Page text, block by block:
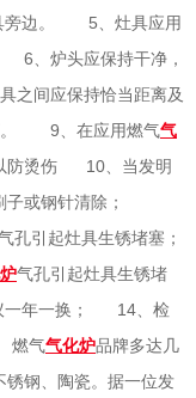
旁边。 5、灶具应用
6、炉头应保持干净，
间应保持恰当距离及
。 9、在应用燃气气
防烫伤 10、当发明
子或钢针清除；
孔引起灶具生锈堵塞；
气孔引起灶具生锈堵
一年一换； 14、检
燃气气化炉品牌多达几
锈钢、陶瓷。据一位发